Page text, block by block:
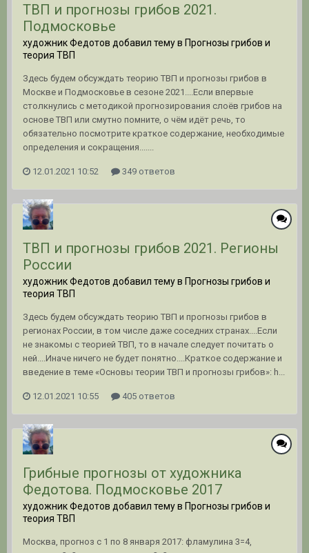
ТВП и прогнозы грибов 2021.
Подмосковье
художник Федотов добавил тему в Прогнозы грибов и
теория ТВП
Здесь будем обсуждать теорию ТВП и прогнозы грибов в
Москве и Подмосковье в сезоне 2021....Если впервые
столкнулись с методикой прогнозирования слоёв грибов на
основе ТВП или смутно помните, о чём идёт речь, то
обязательно посмотрите краткое содержание, необходимые
определения и сокращения.......
12.01.2021 10:52 349 ответов
ТВП и прогнозы грибов 2021. Регионы
России
художник Федотов добавил тему в Прогнозы грибов и
теория ТВП
Здесь будем обсуждать теорию ТВП и прогнозы грибов в
регионах России, в том числе даже соседних странах....Если
не знакомы с теорией ТВП, то в начале следует почитать о
ней....Иначе ничего не будет понятно....Краткое содержание и
введение в теме «Основы теории ТВП и прогнозы грибов»: h...
12.01.2021 10:55 405 ответов
Грибные прогнозы от художника
Федотова. Подмосковье 2017
художник Федотов добавил тему в Прогнозы грибов и
теория ТВП
Москва, прогноз с 1 по 8 января 2017: фламулина 3=4,